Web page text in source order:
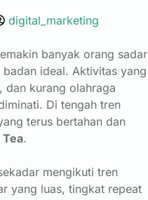
digital_marketing
banyak orang sadar
ideal. Aktivitas yang
dan kurang olahraga
Di tengah tren
terus bertahan dan
.
mengikuti tren
yang luas, tingkat repeat